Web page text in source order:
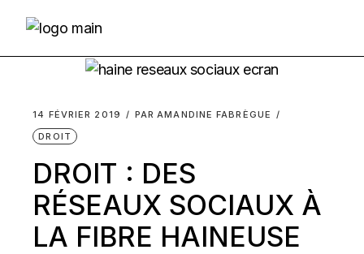
14 FÉVRIER 2019 PAR AMANDINE FABRÈGUE
DROIT
DROIT : DES
RÉSEAUX SOCIAUX À
LA FIBRE HAINEUSE